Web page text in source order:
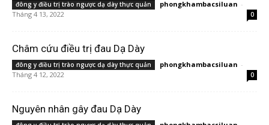
đông y điều trị trào ngược dạ dày thực quản phongkhambacsiluan -
Tháng 4 13, 2022
0
Châm cứu điều trị đau Dạ Dày
đông y điều trị trào ngược dạ dày thực quản phongkhambacsiluan -
Tháng 4 12, 2022
0
Nguyên nhân gây đau Dạ Dày